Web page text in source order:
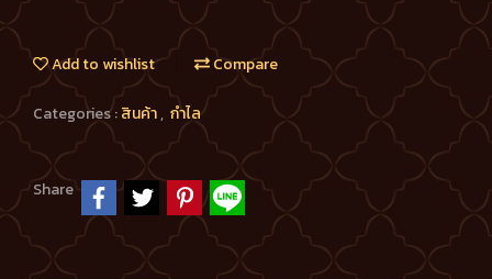
Add to wishlist Compare
Categories :สินค้า, กำไล
Share